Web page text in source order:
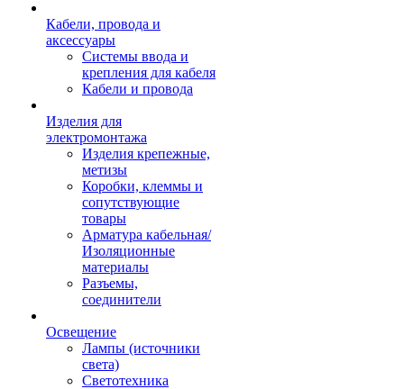
Кабели, провода и
аксессуары
Системы ввода и
крепления для кабеля
Кабели и провода
Изделия для
электромонтажа
Изделия крепежные,
метизы
Коробки, клеммы и
сопутствующие
товары
Арматура кабельная/
Изоляционные
материалы
Разъемы,
соединители
Освещение
Лампы (источники
света)
Светотехника